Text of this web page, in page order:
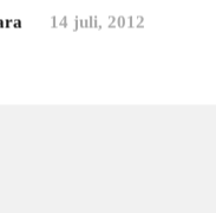
14 juli, 2012